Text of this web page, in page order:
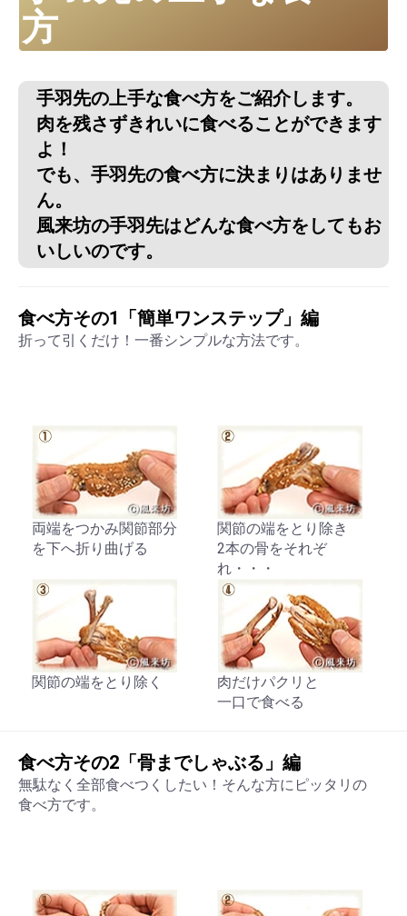
方
手羽先の上手な食べ方をご紹介します。
肉を残さずきれいに食べることができます
よ！
でも、手羽先の食べ方に決まりはありませ
ん。
風来坊の手羽先はどんな食べ方をしてもお
いしいのです。
食べ方その1「簡単ワンステップ」編
折って引くだけ！一番シンプルな方法です。
両端をつかみ関節部分
を下へ折り曲げる
関節の端をとり除き
2本の骨をそれぞ
れ・・・
関節の端をとり除く
肉だけパクリと
一口で食べる
食べ方その2「骨までしゃぶる」編
無駄なく全部食べつくしたい！そんな方にピッタリの
食べ方です。